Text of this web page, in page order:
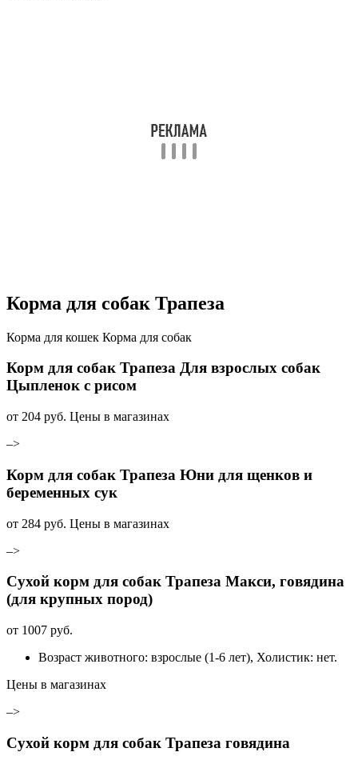
Корма для собак Трапеза
Корма для кошек Корма для собак
Корм для собак Трапеза Для взрослых собак
Цыпленок с рисом
от 204 руб. Цены в магазинах
–>
Корм для собак Трапеза Юни для щенков и
беременных сук
от 284 руб. Цены в магазинах
–>
Сухой корм для собак Трапеза Макси, говядина
(для крупных пород)
от 1007 руб.
Возраст животного: взрослые (1-6 лет), Холистик: нет.
Цены в магазинах
–>
Сухой корм для собак Трапеза говядина